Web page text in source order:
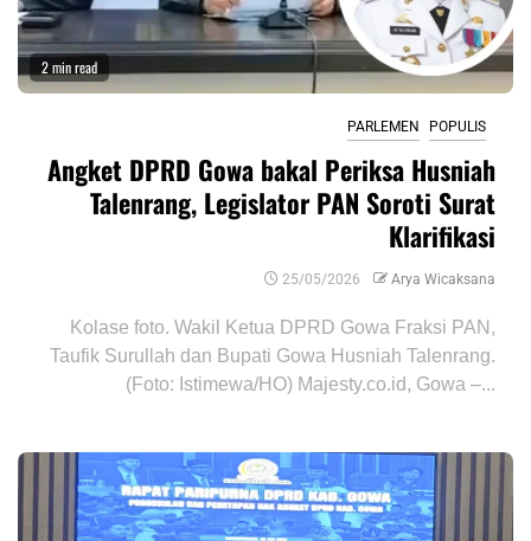
2 min read
PARLEMEN POPULIS
Angket DPRD Gowa bakal Periksa Husniah
Talenrang, Legislator PAN Soroti Surat
Klarifikasi
25/05/2026 Arya Wicaksana
Kolase foto. Wakil Ketua DPRD Gowa Fraksi PAN,
Taufik Surullah dan Bupati Gowa Husniah Talenrang.
(Foto: Istimewa/HO) Majesty.co.id, Gowa –...